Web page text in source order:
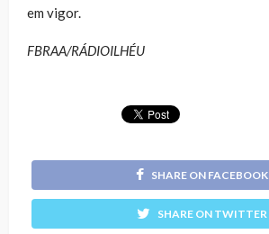
em vigor.
FBRAA/RÁDIOILHÉU
SHARE ON FACEBOOK
SHARE ON TWITTER